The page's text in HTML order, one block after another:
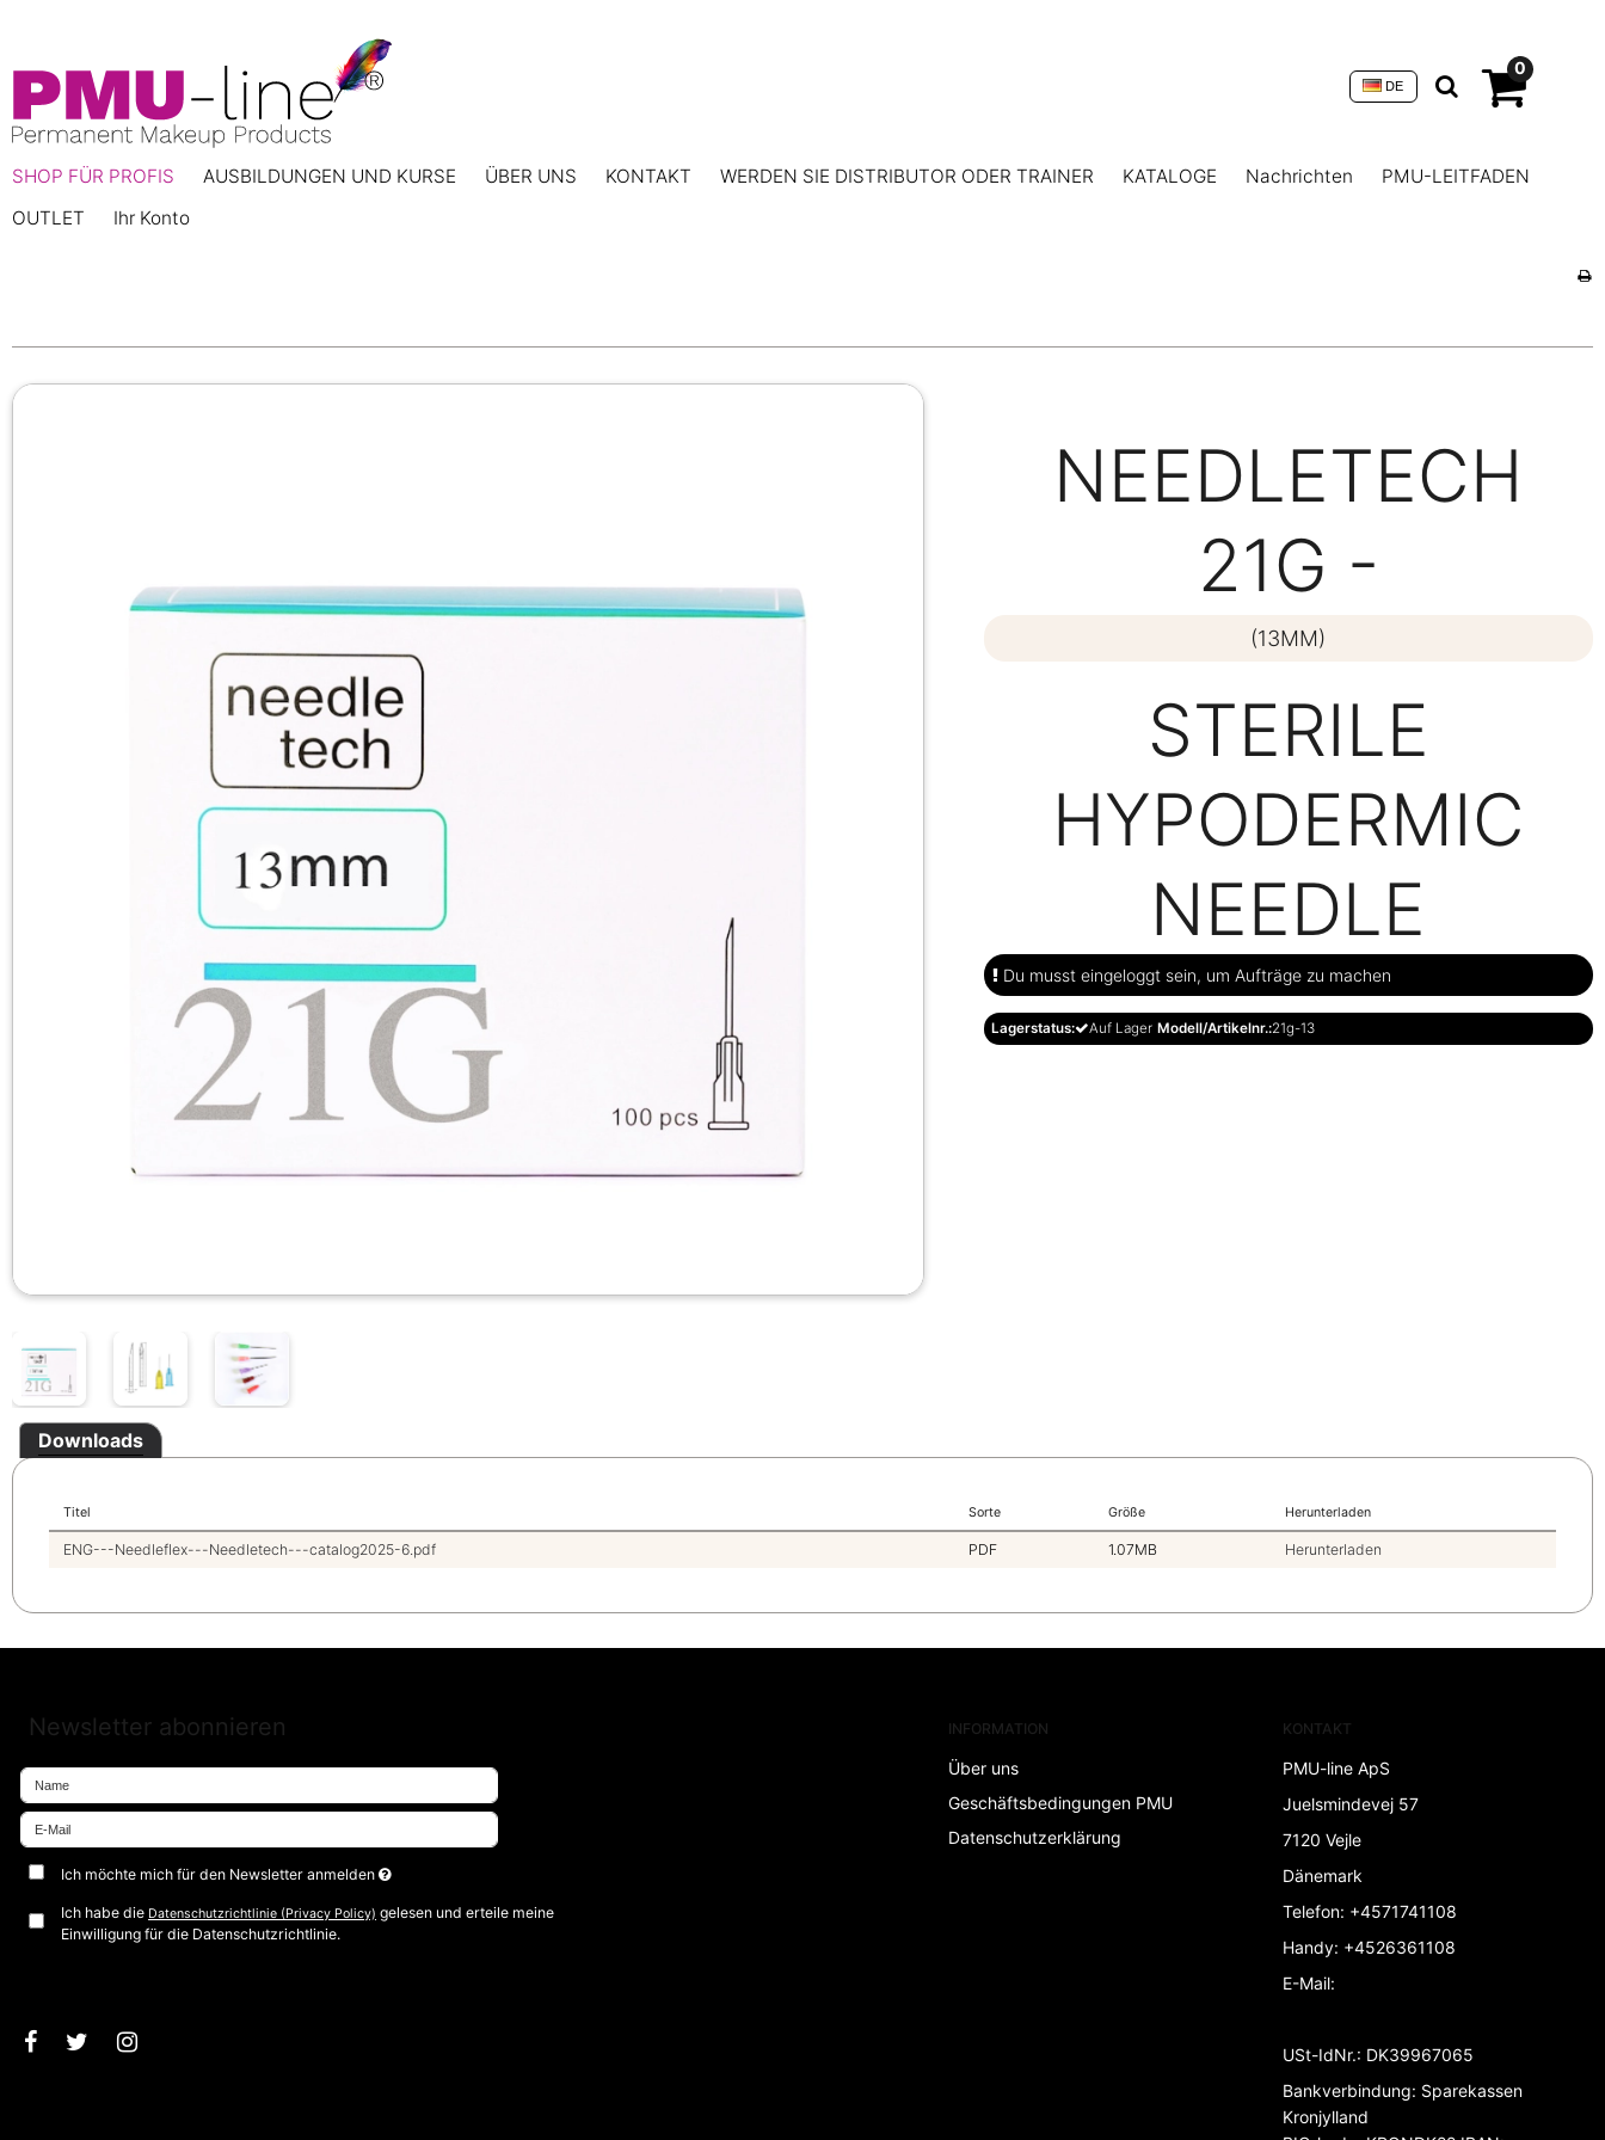
0
DE
SHOP FÜR PROFIS AUSBILDUNGEN UND KURSE ÜBER UNS KONTAKT WERDEN SIE DISTRIBUTOR ODER TRAINER KATALOGE Nachrichten
PMU-LEITFADEN
OUTLET
Ihr Konto
NEEDLETECH
21G -
(13MM)
STERILE
HYPODERMIC
NEEDLE
Du musst eingeloggt sein, um Aufträge zu machen
Lagerstatus: Auf Lager Modell/Artikelnr.:21g-13
Downloads
Titel Sorte Größe Herunterladen
ENG---Needleflex---Needletech---catalog2025-6.pdf PDF 1.07MB Herunterladen
Newsletter abonnieren
Ich möchte mich für den Newsletter anmelden
Ich habe die Datenschutzrichtlinie (Privacy Policy) gelesen und erteile meine
Einwilligung für die Datenschutzrichtlinie.
INFORMATION
Über uns
Geschäftsbedingungen PMU
Datenschutzerklärung
KONTAKT
PMU-line ApS
Juelsmindevej 57
7120 Vejle
Dänemark
Telefon: +4571741108
Handy: +4526361108
E-Mail:
USt-IdNr.: DK39967065
Bankverbindung: Sparekassen
Kronjylland